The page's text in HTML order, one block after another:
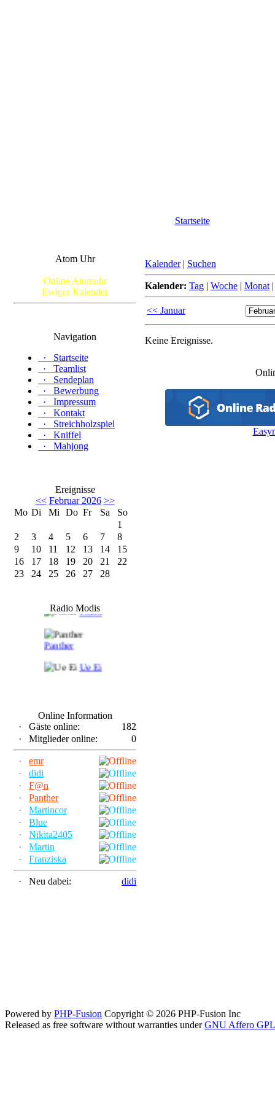
Startseite
Atom Uhr
Online Atomuhr
Ewiger Kalender
Navigation
·
Startseite
·
Teamlist
·
Sendeplan
·
Bewerbung
·
Impressum
·
Kontakt
·
Streichholzspiel
·
Kniffel
·
Mahjong
Ereignisse
<< Februar 2026 >>
Mo Di Mi Do Fr Sa
So
1
2
3 4 5 6 7
8
9
10 11 12 13 14
15
16
17 18 19 20 21
22
23
24 25 26 27 28
Radio Modis
Frank
Panther
Ue Ei
Online Information
·
Gäste online:
182
·
Mitglieder online: 0
·
emr
·
didi
·
F@n
·
Panther
·
Martincor
·
Blue
·
Nikita2405
·
Martin
·
Franziska
· Neu dabei: didi
Kalender | Suchen
Kalender: Tag | Woche | Monat
<< Januar
Keine Ereignisse.
Powered by PHP-Fusion Copyright © 2026 PHP-Fusion Inc
Released as free software without warranties underGNU Affero GPL